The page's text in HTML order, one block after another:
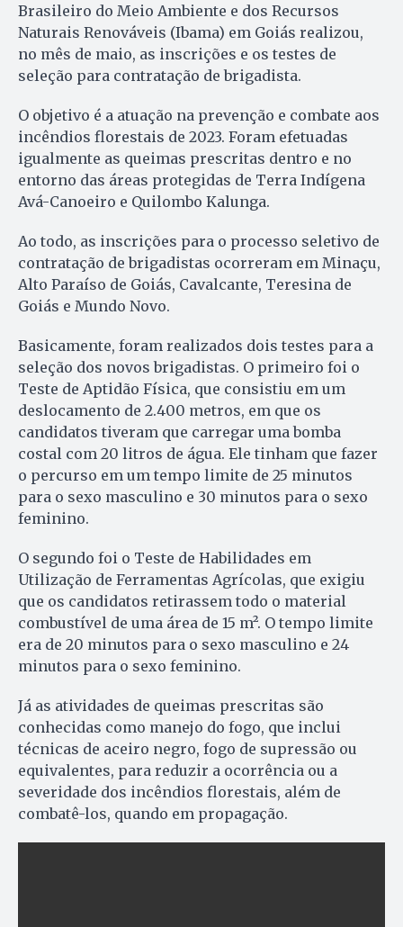
Brasileiro do Meio Ambiente e dos Recursos
Naturais Renováveis (Ibama) em Goiás realizou,
no mês de maio, as inscrições e os testes de
seleção para contratação de brigadista.
O objetivo é a atuação na prevenção e combate aos
incêndios florestais de 2023. Foram efetuadas
igualmente as queimas prescritas dentro e no
entorno das áreas protegidas de Terra Indígena
Avá-Canoeiro e Quilombo Kalunga.
Ao todo, as inscrições para o processo seletivo de
contratação de brigadistas ocorreram em Minaçu,
Alto Paraíso de Goiás, Cavalcante, Teresina de
Goiás e Mundo Novo.
Basicamente, foram realizados dois testes para a
seleção dos novos brigadistas. O primeiro foi o
Teste de Aptidão Física, que consistiu em um
deslocamento de 2.400 metros, em que os
candidatos tiveram que carregar uma bomba
costal com 20 litros de água. Ele tinham que fazer
o percurso em um tempo limite de 25 minutos
para o sexo masculino e 30 minutos para o sexo
feminino.
O segundo foi o Teste de Habilidades em
Utilização de Ferramentas Agrícolas, que exigiu
que os candidatos retirassem todo o material
combustível de uma área de 15 m². O tempo limite
era de 20 minutos para o sexo masculino e 24
minutos para o sexo feminino.
Já as atividades de queimas prescritas são
conhecidas como manejo do fogo, que inclui
técnicas de aceiro negro, fogo de supressão ou
equivalentes, para reduzir a ocorrência ou a
severidade dos incêndios florestais, além de
combatê-los, quando em propagação.